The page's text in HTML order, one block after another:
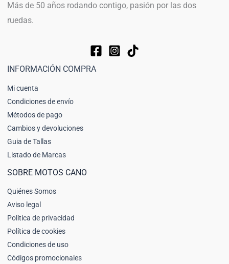
Más de 50 años rodando contigo, pasión por las dos
ruedas.
INFORMACIÓN COMPRA
Mi cuenta
Condiciones de envío
Métodos de pago
Cambios y devoluciones
Guia de Tallas
Listado de Marcas
SOBRE MOTOS CANO
Quiénes Somos
Aviso legal
Política de privacidad
Política de cookies
Condiciones de uso
Códigos promocionales